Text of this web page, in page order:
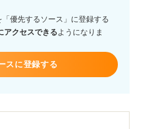
するにあたって、有利になる
ていただきたいです。また、
、もし可能であれば、どのよ
むべきかアドバイスをお願い
さい。
優先するソース」に登録する
アクセスできるようになりま
スに登録する